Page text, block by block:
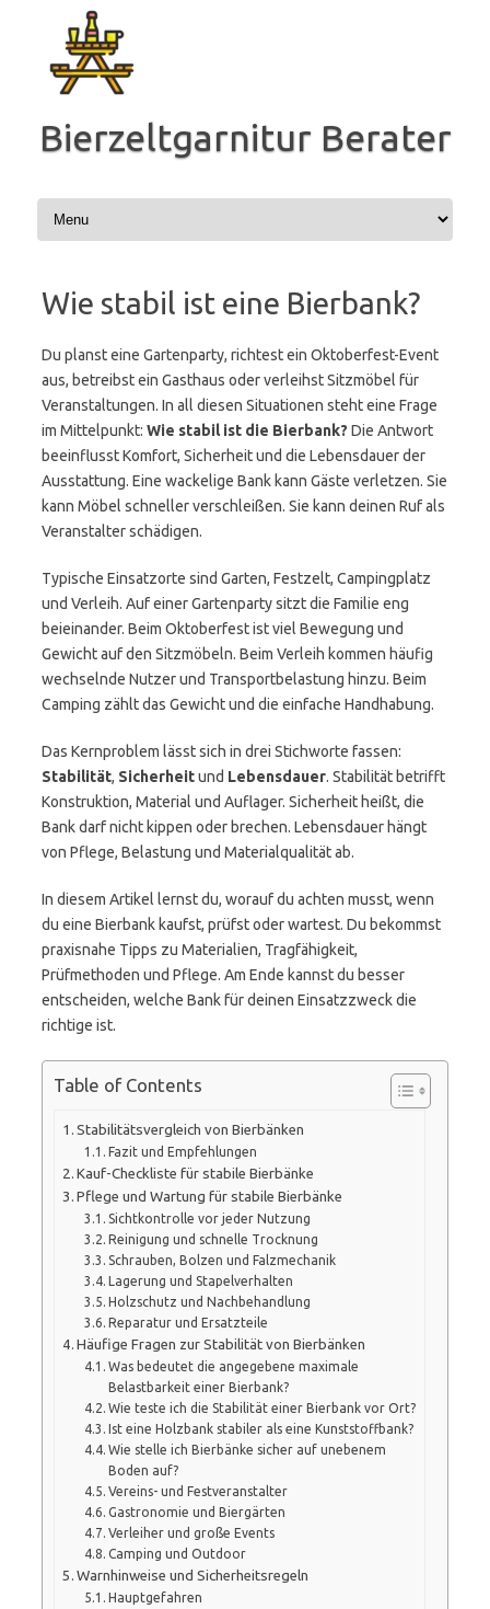
springen
Bierzeltgarnitur Berater
Wie stabil ist eine Bierbank?
Du planst eine Gartenparty, richtest ein Oktoberfest-Event
aus, betreibst ein Gasthaus oder verleihst Sitzmöbel für
Veranstaltungen. In all diesen Situationen steht eine Frage
im Mittelpunkt: Wie stabil ist die Bierbank? Die Antwort
beeinflusst Komfort, Sicherheit und die Lebensdauer der
Ausstattung. Eine wackelige Bank kann Gäste verletzen. Sie
kann Möbel schneller verschleißen. Sie kann deinen Ruf als
Veranstalter schädigen.
Typische Einsatzorte sind Garten, Festzelt, Campingplatz
und Verleih. Auf einer Gartenparty sitzt die Familie eng
beieinander. Beim Oktoberfest ist viel Bewegung und
Gewicht auf den Sitzmöbeln. Beim Verleih kommen häufig
wechselnde Nutzer und Transportbelastung hinzu. Beim
Camping zählt das Gewicht und die einfache Handhabung.
Das Kernproblem lässt sich in drei Stichworte fassen:
Stabilität, Sicherheitund Lebensdauer. Stabilität betrifft
Konstruktion, Material und Auflager. Sicherheit heißt, die
Bank darf nicht kippen oder brechen. Lebensdauer hängt
von Pflege, Belastung und Materialqualität ab.
In diesem Artikel lernst du, worauf du achten musst, wenn
du eine Bierbank kaufst, prüfst oder wartest. Du bekommst
praxisnahe Tipps zu Materialien, Tragfähigkeit,
Prüfmethoden und Pflege. Am Ende kannst du besser
entscheiden, welche Bank für deinen Einsatzzweck die
richtige ist.
Table of Contents
Stabilitätsvergleich von Bierbänken
Fazit und Empfehlungen
Kauf-Checkliste für stabile Bierbänke
Pflege und Wartung für stabile Bierbänke
Sichtkontrolle vor jeder Nutzung
Reinigung und schnelle Trocknung
Schrauben, Bolzen und Falzmechanik
Lagerung und Stapelverhalten
Holzschutz und Nachbehandlung
Reparatur und Ersatzteile
Häufige Fragen zur Stabilität von Bierbänken
Was bedeutet die angegebene maximale
Belastbarkeit einer Bierbank?
Wie teste ich die Stabilität einer Bierbank vor Ort?
Ist eine Holzbank stabiler als eine Kunststoffbank?
Wie stelle ich Bierbänke sicher auf unebenem
Boden auf?
Vereins- und Festveranstalter
Gastronomie und Biergärten
Verleiher und große Events
Camping und Outdoor
Warnhinweise und Sicherheitsregeln
Hauptgefahren